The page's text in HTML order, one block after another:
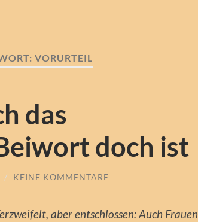
VORURTEIL
das
doch ist
/ KEINE KOMMENTARE
aber entschlossen: Auch Frauen